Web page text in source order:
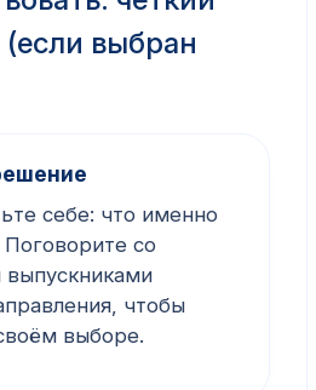
выбран
себе: что именно
Поговорите со
выпускниками
чтобы
выборе.